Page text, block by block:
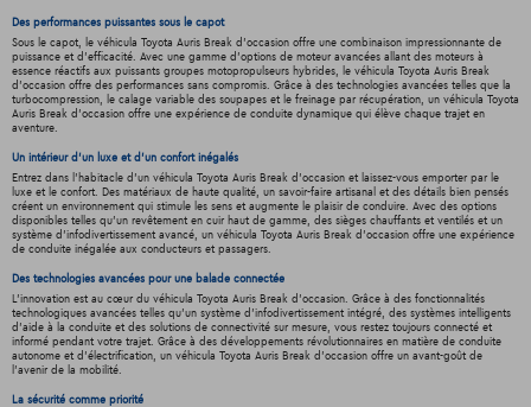
Des performances puissantes sous le capot
Sous le capot, le véhicula Toyota Auris Break d'occasion offre une combinaison impressionnante de
puissance et d'efficacité. Avec une gamme d'options de moteur avancées allant des moteurs à
essence réactifs aux puissants groupes motopropulseurs hybrides, le véhicula Toyota Auris Break
d'occasion offre des performances sans compromis. Grâce à des technologies avancées telles que la
turbocompression, le calage variable des soupapes et le freinage par récupération, un véhicula Toyota
Auris Break d'occasion offre une expérience de conduite dynamique qui élève chaque trajet en
aventure.
Un intérieur d’un luxe et d’un confort inégalés
Entrez dans l'habitacle d'un véhicula Toyota Auris Break d'occasion et laissez-vous emporter par le
luxe et le confort. Des matériaux de haute qualité, un savoir-faire artisanal et des détails bien pensés
créent un environnement qui stimule les sens et augmente le plaisir de conduire. Avec des options
disponibles telles qu'un revêtement en cuir haut de gamme, des sièges chauffants et ventilés et un
système d'infodivertissement avancé, un véhicula Toyota Auris Break d'occasion offre une expérience
de conduite inégalée aux conducteurs et passagers.
Des technologies avancées pour une balade connectée
L'innovation est au cœur du véhicula Toyota Auris Break d'occasion. Grâce à des fonctionnalités
technologiques avancées telles qu'un système d'infodivertissement intégré, des systèmes intelligents
d'aide à la conduite et des solutions de connectivité sur mesure, vous restez toujours connecté et
informé pendant votre trajet. Grâce à des développements révolutionnaires en matière de conduite
autonome et d'électrification, un véhicula Toyota Auris Break d'occasion offre un avant-goût de
l'avenir de la mobilité.
La sécurité comme priorité